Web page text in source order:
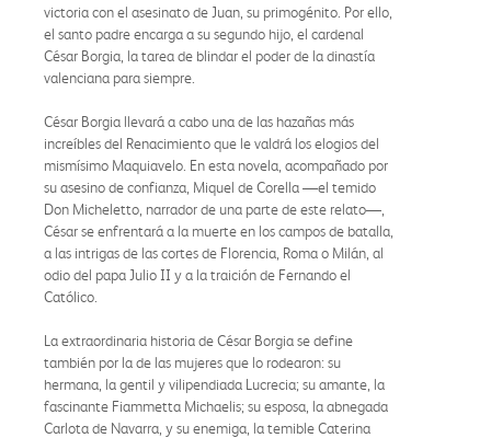
victoria con el asesinato de Juan, su primogénito. Por ello,
el santo padre encarga a su segundo hijo, el cardenal
César Borgia, la tarea de blindar el poder de la dinastía
valenciana para siempre.
César Borgia llevará a cabo una de las hazañas más
increíbles del Renacimiento que le valdrá los elogios del
mismísimo Maquiavelo. En esta novela, acompañado por
su asesino de confianza, Miquel de Corella —el temido
Don Micheletto, narrador de una parte de este relato—,
César se enfrentará a la muerte en los campos de batalla,
a las intrigas de las cortes de Florencia, Roma o Milán, al
odio del papa Julio II y a la traición de Fernando el
Católico.
La extraordinaria historia de César Borgia se define
también por la de las mujeres que lo rodearon: su
hermana, la gentil y vilipendiada Lucrecia; su amante, la
fascinante Fiammetta Michaelis; su esposa, la abnegada
Carlota de Navarra, y su enemiga, la temible Caterina